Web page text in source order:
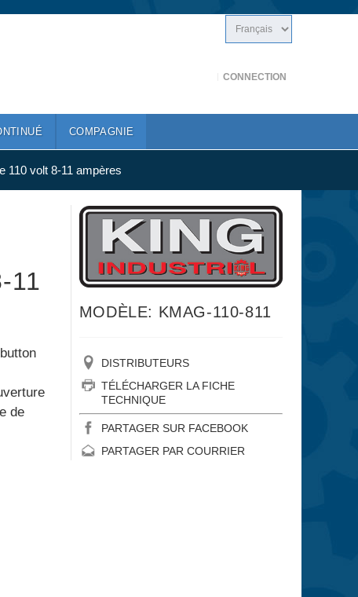
CONNECTION
COMPAGNIE
110 volt 8-11 ampères
11
de
MODÈLE: KMAG-110-811
DISTRIBUTEURS
TÉLÉCHARGER LA FICHE
TECHNIQUE
PARTAGER SUR FACEBOOK
PARTAGER PAR COURRIER